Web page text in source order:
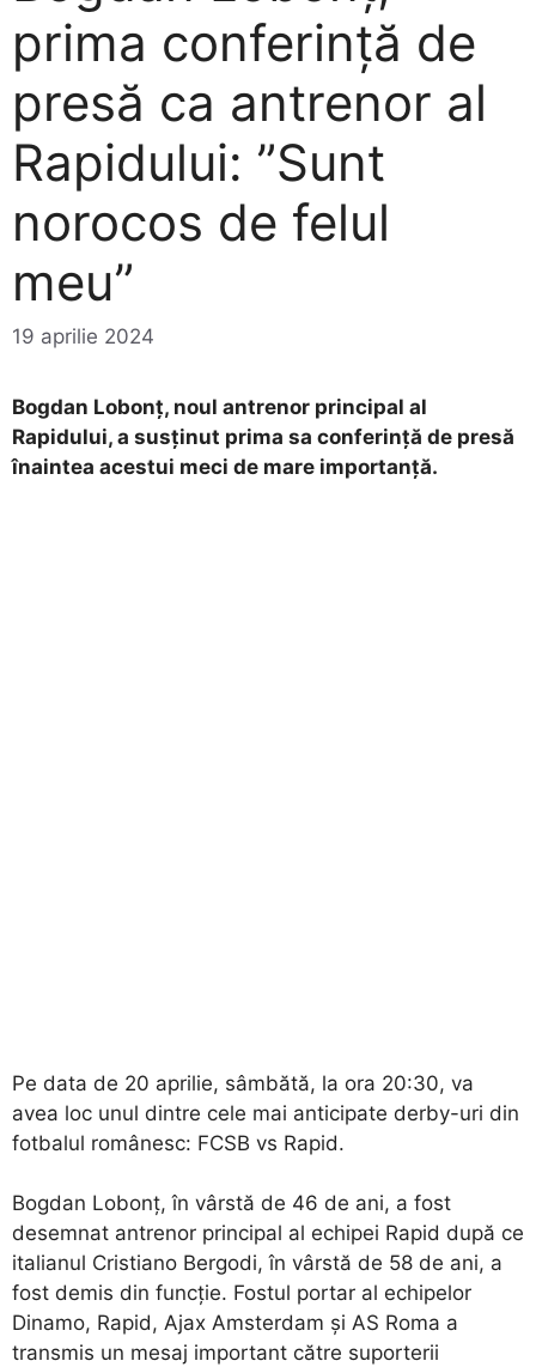
prima conferință de
presă ca antrenor al
Rapidului: ”Sunt
norocos de felul
meu”
19 aprilie 2024
Bogdan Lobonț, noul antrenor principal al
Rapidului, a susținut prima sa conferință de presă
înaintea acestui meci de mare importanță.
Pe data de 20 aprilie, sâmbătă, la ora 20:30, va
avea loc unul dintre cele mai anticipate derby-uri din
fotbalul românesc: FCSB vs Rapid.
Bogdan Lobonț, în vârstă de 46 de ani, a fost
desemnat antrenor principal al echipei Rapid după ce
italianul Cristiano Bergodi, în vârstă de 58 de ani, a
fost demis din funcție. Fostul portar al echipelor
Dinamo, Rapid, Ajax Amsterdam și AS Roma a
transmis un mesaj important către suporterii